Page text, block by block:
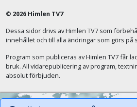
© 2026 Himlen TV7
Dessa sidor drivs av Himlen TV7 som
innehållet och till alla ändringar som görs på
Program som publiceras av Himlen TV7 får
bruk. All vidarepublicering av program,
absolut förbjuden.